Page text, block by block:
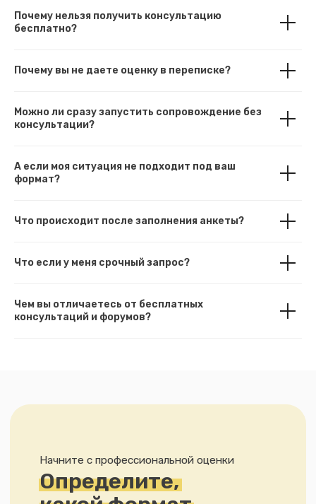
Почему нельзя получить консультацию
бесплатно?
Почему вы не даете оценку в переписке?
Можно ли сразу запустить сопровождение без
консультации?
А если моя ситуация не подходит под ваш
формат?
Что происходит после заполнения анкеты?
Что если у меня срочный запрос?
Чем вы отличаетесь от бесплатных
консультаций и форумов?